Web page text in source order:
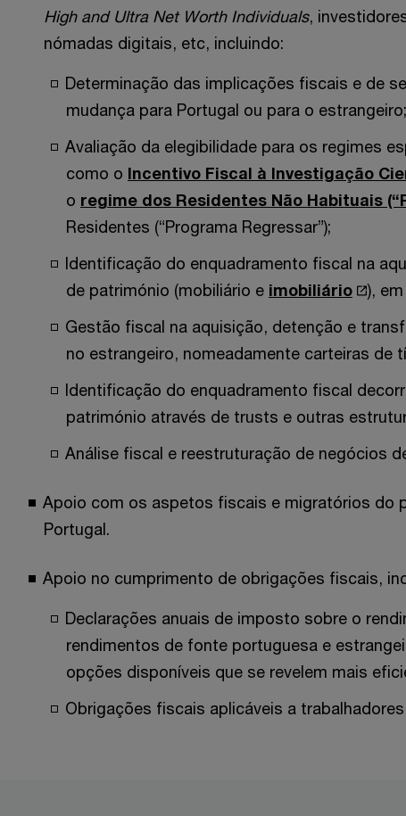
High and Ultra Net Worth Individuals,
nómadas digitais, etc, incluindo:
Determinação das implicações fiscais e de
mudança para Portugal ou para o estrangeiro;
Avaliação da elegibilidade para os regimes
como o Incentivo Fiscal à Investigação
o regime dos Residentes Não Habituais
Residentes (“Programa Regressar”);
Identificação do enquadramento fiscal na
de património (mobiliário e imobiliário
),
Gestão fiscal na aquisição, detenção e
no estrangeiro, nomeadamente carteiras de
Identificação do enquadramento fiscal
património através de trusts e outras
Análise fiscal e reestruturação de negócios
Apoio com os aspetos fiscais e migratórios do
Portugal.
Apoio no cumprimento de obrigações fiscais,
Declarações anuais de imposto sobre o
rendimentos de fonte portuguesa e
opções disponíveis que se revelem mais
Obrigações fiscais aplicáveis a